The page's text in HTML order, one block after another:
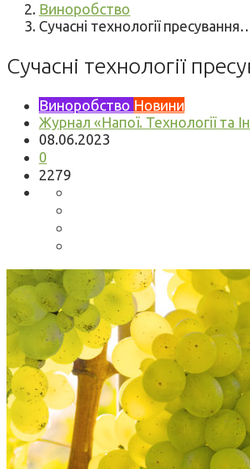
Виноробство
Сучасні технології
Сучасні технології
Виноробство Новини
Журнал «Напої. Технології та
08.06.2023
0
2279